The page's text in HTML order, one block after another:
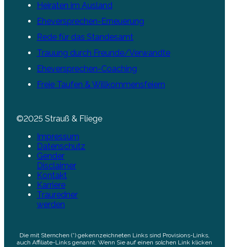
Heiraten im Ausland
Eheversprechen-Erneuerung
Rede für das Standesamt
Trauung durch Freunde/Verwandte
Eheversprechen-Coaching
Freie Taufen & Willkommensfeiern
©2025 Strauß & Fliege
Impressum
Datenschutz
Gender
Disclaimer
Kontakt
Karriere
Trauredner
werden
Die mit Sternchen (*) gekennzeichneten Links sind Provisions-Links,
auch Affiliate-Links genannt. Wenn Sie auf einen solchen Link klicken